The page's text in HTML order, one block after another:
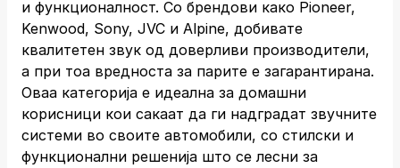
и функционалност. Со брендови како Pioneer,
Kenwood, Sony, JVC и Alpine, добивате
квалитетен звук од доверливи производители,
а при тоа вредноста за парите е загарантирана.
Оваа категорија е идеална за домашни
корисници кои сакаат да ги надградат звучните
системи во своите автомобили, со стилски и
функционални решенија што се лесни за